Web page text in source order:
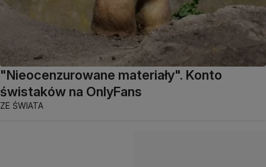
"Nieocenzurowane materiały". Konto
świstaków na OnlyFans
ZE ŚWIATA